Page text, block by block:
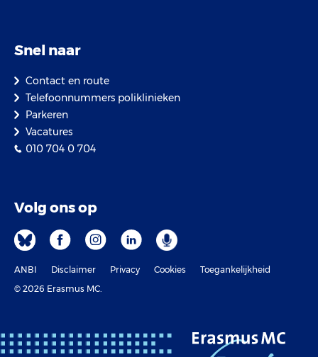
Snel naar
Contact en route
Telefoonnummers poliklinieken
Parkeren
Vacatures
010 704 0 704
Volg ons op
ANBI Disclaimer Privacy Cookies
Toegankelijkheid
© 2026 Erasmus MC.